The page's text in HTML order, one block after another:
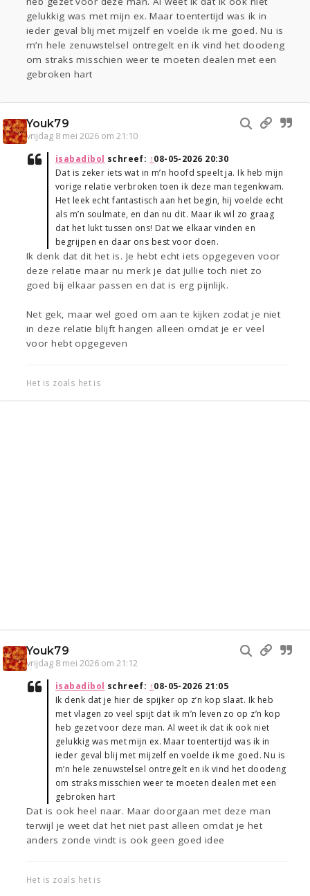
gelukkig was met mijn ex. Maar toentertijd was ik in
ieder geval blij met mijzelf en voelde ik me goed. Nu is
m’n hele zenuwstelsel ontregelt en ik vind het doodeng
om straks misschien weer te moeten dealen met een
gebroken hart
Youk79
vrijdag 8 mei 2026 om 21:10
isabadibol schreef: ↑08-05-2026 20:30
Dat is zeker iets wat in m’n hoofd speelt ja. Ik heb mijn
vorige relatie verbroken toen ik deze man tegenkwam.
Het leek echt fantastisch aan het begin, hij voelde echt
als m’n soulmate, en dan nu dit. Maar ik wil zo graag
dat het lukt tussen ons! Dat we elkaar vinden en
begrijpen en daar ons best voor doen.
Ik denk dat dit het is. Je hebt echt iets opgegeven voor
deze relatie maar nu merk je dat jullie toch niet zo
goed bij elkaar passen en dat is erg pijnlijk.
Net gek, maar wel goed om aan te kijken zodat je niet
in deze relatie blijft hangen alleen omdat je er veel
voor hebt opgegeven
Het is zoals het is
Youk79
vrijdag 8 mei 2026 om 21:12
isabadibol schreef: ↑08-05-2026 21:05
Ik denk dat je hier de spijker op z’n kop slaat. Ik heb
met vlagen zo veel spijt dat ik m’n leven zo op z’n kop
heb gezet voor deze man. Al weet ik dat ik ook niet
gelukkig was met mijn ex. Maar toentertijd was ik in
ieder geval blij met mijzelf en voelde ik me goed. Nu is
m’n hele zenuwstelsel ontregelt en ik vind het doodeng
om straks misschien weer te moeten dealen met een
gebroken hart
Dat is ook heel naar. Maar doorgaan met deze man
terwijl je weet dat het niet past alleen omdat je het
anders zonde vindt is ook geen goed idee
Het is zoals het is